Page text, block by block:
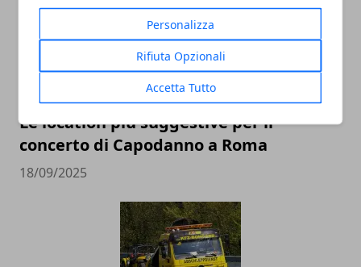
Personalizza
Rifiuta Opzionali
Accetta Tutto
Le location più suggestive per il
concerto di Capodanno a Roma
18/09/2025